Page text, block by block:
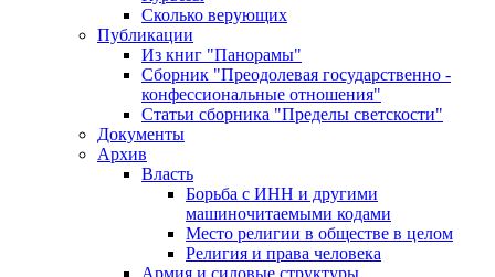
Сколько верующих
Публикации
Из книг "Панорамы"
Сборник "Преодолевая государственно -
конфессиональные отношения"
Статьи сборника "Пределы светскости"
Документы
Архив
Власть
Борьба с ИНН и другими
машиночитаемыми кодами
Место религии в обществе в целом
Религия и права человека
Армия и силовые структуры